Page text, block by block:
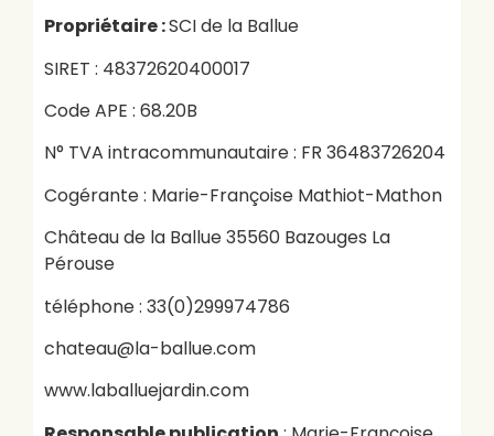
Propriétaire :SCI de la Ballue
SIRET : 48372620400017
Code APE : 68.20B
N° TVA intracommunautaire : FR 36483726204
Cogérante : Marie-Françoise Mathiot-Mathon
Château de la Ballue 35560 Bazouges La
Pérouse
téléphone : 33(0)299974786
chateau@la-ballue.com
www.laballuejardin.com